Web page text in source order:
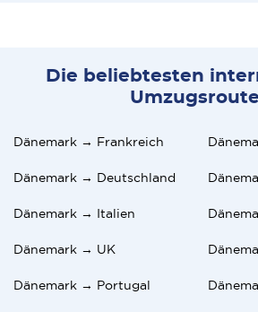
Die beliebtesten
Dänemark → Frankreich
Dänemark → Deutschland
Dänemark → Italien
Dänemark → UK
Dänemark → Portugal